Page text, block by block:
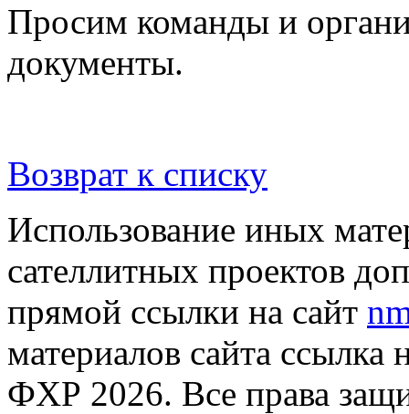
Просим команды и
документы.
Возврат к списку
Использование иных
сателлитных проектов
прямой ссылки на сайт
материалов сайта ссылка
ФХР 2026. Все права